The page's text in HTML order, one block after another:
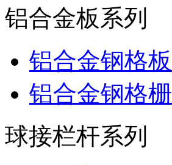
铝合金板系列
铝合金钢格板
铝合金钢格栅
球接栏杆系列